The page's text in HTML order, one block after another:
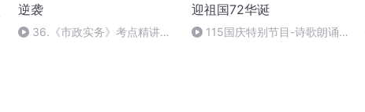
逆袭
36.《市政实务》考点精讲第
迎祖国72华诞
115国庆特别节目-诗歌朗诵-